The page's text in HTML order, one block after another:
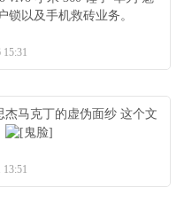
锁以及手机救砖业务。
15:31
杰马克丁的虚伪面纱 这个文